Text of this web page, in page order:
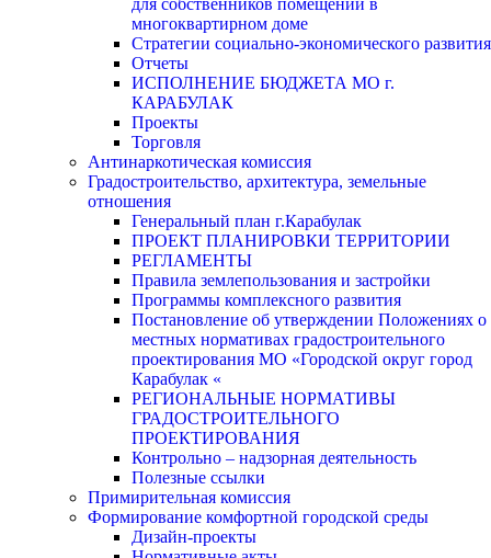
многоквартирном доме
Стратегии социально-экономического развития
Отчеты
ИСПОЛНЕНИЕ БЮДЖЕТА МО г.
КАРАБУЛАК
Проекты
Торговля
Антинаркотическая комиссия
Градостроительство, архитектура, земельные
отношения
Генеральный план г.Карабулак
ПРОЕКТ ПЛАНИРОВКИ ТЕРРИТОРИИ
РЕГЛАМЕНТЫ
Правила землепользования и застройки
Программы комплексного развития
Постановление об утверждении Положениях о
местных нормативах градостроительного
проектирования МО «Городской округ город
Карабулак «
РЕГИОНАЛЬНЫЕ НОРМАТИВЫ
ГРАДОСТРОИТЕЛЬНОГО
ПРОЕКТИРОВАНИЯ
Контрольно – надзорная деятельность
Полезные ссылки
Примирительная комиссия
Формирование комфортной городской среды
Дизайн-проекты